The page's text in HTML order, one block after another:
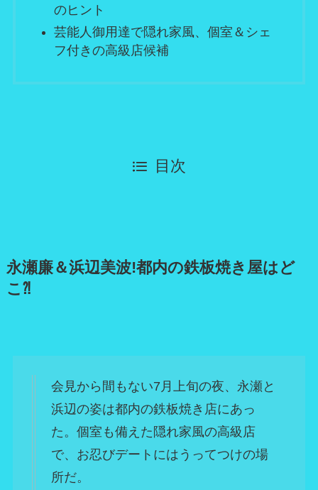
のヒント
芸能人御用達で隠れ家風、個室＆シェ
フ付きの高級店候補
目次
永瀬廉＆浜辺美波!都内の鉄板焼き屋はど
こ⁈
会見から間もない7月上旬の夜、永瀬と
浜辺の姿は都内の鉄板焼き店にあっ
た。個室も備えた隠れ家風の高級店
で、お忍びデートにはうってつけの場
所だ。